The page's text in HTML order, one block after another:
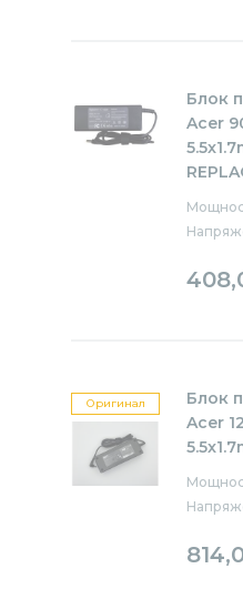
Блок
Acer
Оригинал
Блок
Acer